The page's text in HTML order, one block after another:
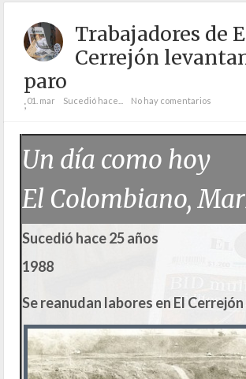
Trabajadores de
Cerrejón
paro
;01. mar Sucedió hace... No hay comentarios
Un día como hoy
El Colombiano,
Sucedió hace 25 años
1988
Se reanudan labores en El Cerrejón